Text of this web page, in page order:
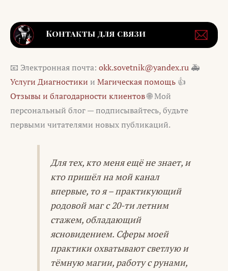
📧 Электронная почта: okk.sovetnik@yandex.ru 🚑
Услуги Диагностики и Магическая помощь 👍
Отзывы и благодарности клиентов🌐 Мой
персональный блог — подписывайтесь, будьте
первыми читателями новых публикаций.
Для тех, кто меня ещё не знает, и
кто пришёл на мой канал
впервые, то я – практикующий
родовой маг с 20-ти летним
стажем, обладающий
ясновидением. Сферы моей
практики охватывают светлую и
тёмную магии, работу с рунами,